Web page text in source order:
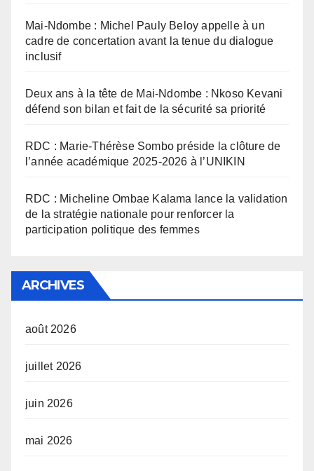
Mai-Ndombe : Michel Pauly Beloy appelle à un
cadre de concertation avant la tenue du dialogue
inclusif
Deux ans à la tête de Mai-Ndombe : Nkoso Kevani
défend son bilan et fait de la sécurité sa priorité
RDC : Marie-Thérèse Sombo préside la clôture de
l’année académique 2025-2026 à l’UNIKIN
RDC : Micheline Ombae Kalama lance la validation
de la stratégie nationale pour renforcer la
participation politique des femmes
ARCHIVES
août 2026
juillet 2026
juin 2026
mai 2026